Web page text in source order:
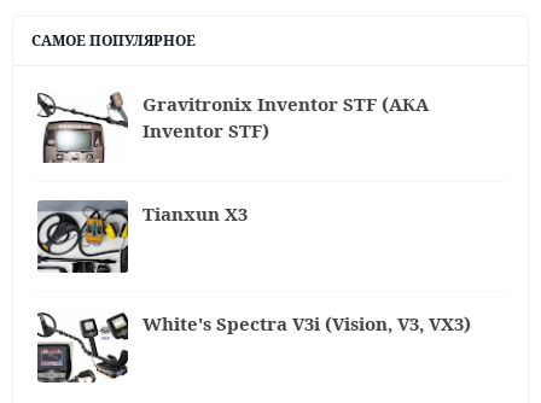
САМОЕ ПОПУЛЯРНОЕ
Gravitronix Inventor STF (АКА
Inventor STF)
Tianxun X3
White's Spectra V3i (Vision, V3, VX3)